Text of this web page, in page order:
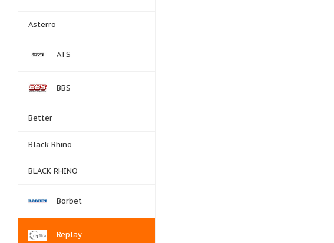
Asterro
ATS
BBS
Better
Black Rhino
BLACK RHINO
Borbet
Replay